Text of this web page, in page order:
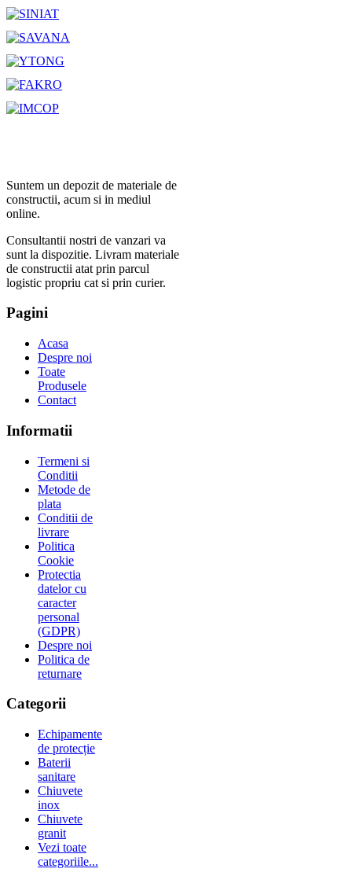
Suntem un depozit de materiale de
constructii, acum si in mediul
online.
Consultantii nostri de vanzari va
sunt la dispozitie. Livram materiale
de constructii atat prin parcul
logistic propriu cat si prin curier.
Pagini
Acasa
Despre noi
Toate
Produsele
Contact
Informatii
Termeni si
Conditii
Metode de
plata
Conditii de
livrare
Politica
Cookie
Protectia
datelor cu
caracter
personal
(GDPR)
Despre noi
Politica de
returnare
Categorii
Echipamente
de protecție
Baterii
sanitare
Chiuvete
inox
Chiuvete
granit
Vezi toate
categoriile...